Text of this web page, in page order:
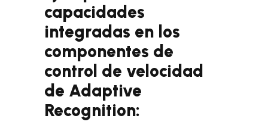
capacidades
integradas en los
componentes de
control de velocidad
de Adaptive
Recognition: